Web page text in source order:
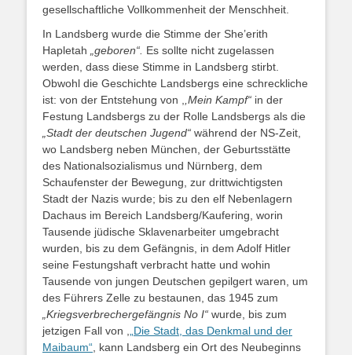
gesellschaftliche Vollkommenheit der Menschheit.
In Landsberg wurde die Stimme der She’erith
Hapletah
„geboren“. Es sollte nicht zugelassen
werden, dass diese Stimme in Landsberg stirbt.
Obwohl die Geschichte Landsbergs eine schreckliche
ist: von der Entstehung von ,
,Mein Kampf“ in der
Festung Landsbergs zu der Rolle Landsbergs als die
„Stadt der deutschen Jugend“ während der NS-Zeit,
wo Landsberg neben München, der Geburtsstätte
des Nationalsozialismus und Nürnberg, dem
Schaufenster der Bewegung, zur drittwichtigsten
Stadt der Nazis wurde; bis zu den elf Nebenlagern
Dachaus im Bereich Landsberg/Kaufering, worin
Tausende jüdische Sklavenarbeiter umgebracht
wurden, bis zu dem Gefängnis, in dem Adolf Hitler
seine Festungshaft verbracht hatte und wohin
Tausende von jungen Deutschen gepilgert waren, um
des Führers Zelle zu bestaunen, das 1945 zum
„Kriegsverbrechergefängnis No I“ wurde, bis zum
jetzigen Fall von ,
„Die Stadt, das Denkmal und der
Maibaum“ , kann Landsberg ein Ort des Neubeginns